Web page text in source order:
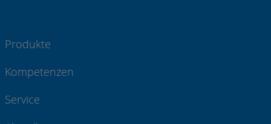
Produkte
Kompetenzen
Service